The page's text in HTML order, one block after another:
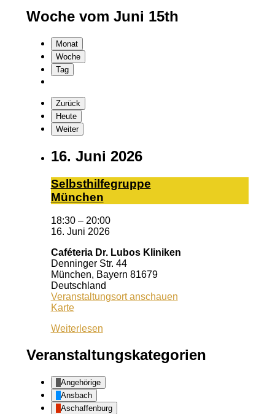
Woche vom Juni 15th
Monat
Woche
Tag
Zurück
Heute
Weiter
16. Juni 2026
Selbst­hil­fe­grup­pe
Mün­chen
18:30 – 20:00
16. Juni 2026
Caféteria Dr. Lubos Kliniken
Denninger Str. 44
München, Bayern 81679
Deutschland
Veranstaltungsort anschauen
KarteCaféteria
Lubos
Weiterlesen
Veranstaltungskategorien
Angehörige
Ansbach
Aschaffenburg